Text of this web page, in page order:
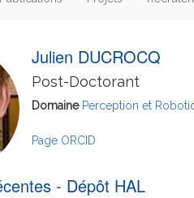
Julien DUCROCQ
Post-Doctorant
Domaine Perception et
Page ORCID
- Dépôt HAL